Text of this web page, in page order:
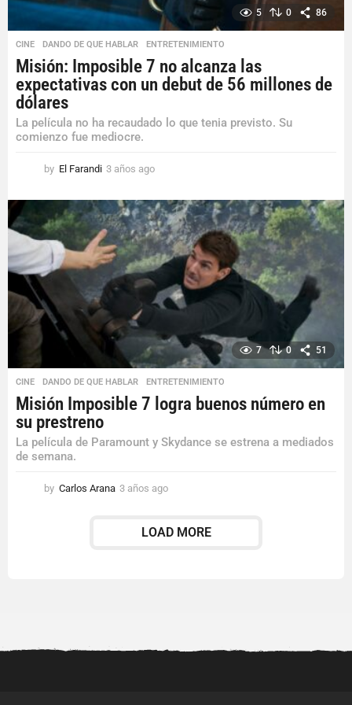
5 0 86
CINE ,DANDO DE QUE HABLAR ,ENTRETENIMIENTO
Misión: Imposible 7 no alcanza las
expectativas con un debut de 56 millones de
dólares
La película no ha recaudado lo que tenia previsto. Su
comienzo fue mediocre.
by El Farandi 3 años ago
ñ
o
s
a
g
o
7 0 51
CINE ,DANDO DE QUE HABLAR ,ENTRETENIMIENTO
Misión Imposible 7 logra buenos número en
su prestreno
La película de Paramount y Skydance se estrena a mediados
de semana.
by Carlos Arana 3 años ago
o
LOAD MORE